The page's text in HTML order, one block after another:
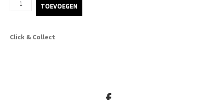
TOEVOEGEN
Click & Collect